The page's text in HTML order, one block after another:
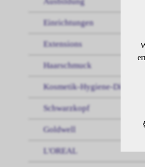
Einrichtungen
Extensions
Haarschmuck
Kosmetik-Hygiene-Diverses
Schwarzkopf
Goldwell
L'OREAL